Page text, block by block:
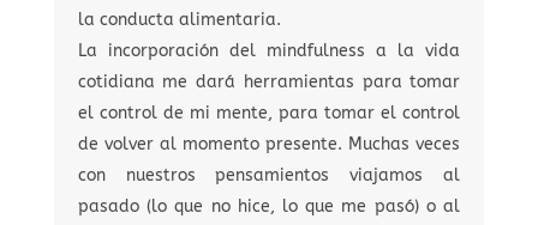
la conducta alimentaria.
La incorporación del mindfulness a la vida
cotidiana me dará herramientas para tomar
el control de mi mente, para tomar el control
de volver al momento presente. Muchas veces
con nuestros pensamientos viajamos al
pasado (lo que no hice, lo que me pasó) o al